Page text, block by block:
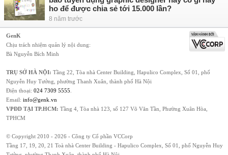
ho để được chia sẻ tới 15.000 lần?
8 năm trước
GenK
Chịu trách nhiệm quản lý nội dung:
Bà Nguyễn Bích Minh
TRỤ SỞ HÀ NỘI: Tầng 22, Tòa nhà Center Building, Hapulico Complex, Số 01, phố
Nguyễn Huy Tưởng, phường Thanh Xuân, thành phố Hà Nội
Điện thoại: 024 7309 5555
Email: info@genk.vn
VPĐD TẠI TP.HCM: Tầng 4, Tòa nhà 123, số 127 Võ Văn Tần, Phường Xuân Hòa,
TPHCM
© Copyright 2010 - 2026 - Công ty Cổ phần VCCorp
Tầng 17, 19, 20, 21 Toà nhà Center Building - Hapulico Complex, Số 01, phố Nguyễn Huy